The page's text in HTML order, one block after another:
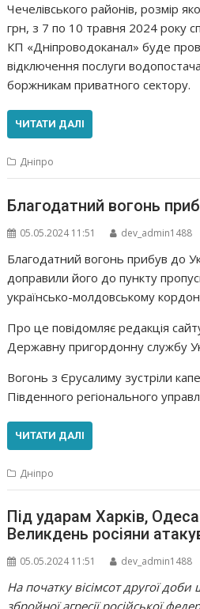
Чечелівського районів, розмір
грн, з 7 по 10 травня 2024 року
КП «Дніпроводоканал» буде
відключення послуги
боржникам приватного сектору.
ЧИТАТИ ДАЛІ
Дніпро
Благодатний вогонь
05.05.2024 11:51 dev_admin1488
Благодатний вогонь прибув до
доправили його до пункту
українсько-молдовському
Про це повідомляє редакція
Державну пригордонну службу
Вогонь з Єрусалиму зустріли
Південного регіонального
ЧИТАТИ ДАЛІ
Дніпро
Під ударам Харків,
Великдень росіяни
05.05.2024 11:51 dev_admin1488
На початку вісімсот другої
збройної агресії російської